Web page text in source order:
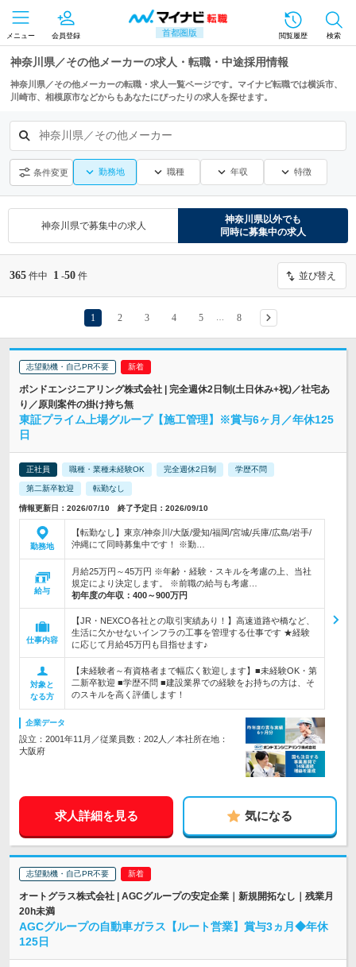
首都圏版
メニュー 会員登録 閲覧履歴 検索
神奈川県／その他メーカーの求人・転職・中途採用情報
神奈川県／その他メーカーの転職・求人一覧ページです。マイナビ転職では横浜市、
川崎市、相模原市などからもあなたにぴったりの求人を探せます。
神奈川県／その他メーカー
条件変更 勤務地 職種 年収 特徴
神奈川県で募集中の求人
神奈川県以外でも
同時に募集中の求人
365 件中 1 -50 件 並び替え
1 2 3 4 5 8
志望動機・自己PR不要
ボンドエンジニアリング株式会社 | 完全週休2日制(土日休み+祝)／社宅あ
り／原則案件の掛け持ち無
東証プライム上場グループ【施工管理】※賞与6ヶ月／年休125
日
正社員 職種・業種未経験OK 完全週休2日制 学歴不問
第二新卒歓迎 転勤なし
情報更新日：2026/07/10 終了予定日：2026/09/10
勤務地
【転勤なし】東京/神奈川/大阪/愛知/福岡/宮城/兵庫/広島/岩手/
沖縄にて同時募集中です！ ※勤…
給与
月給25万円～45万円 ※年齢・経験・スキルを考慮の上、当社
規定により決定します。 ※前職の給与も考慮…
初年度の年収： 400～900万円
仕事内容
【JR・NEXCO各社との取引実績あり！】高速道路や橋など、
生活に欠かせないインフラの工事を管理する仕事です ★経験
に応じて月給45万円も目指せます♪
対象と
なる方
【未経験者～有資格者まで幅広く歓迎します】■未経験OK・第
二新卒歓迎 ■学歴不問 ■建設業界での経験をお持ちの方は、そ
のスキルを高く評価します！
企業データ
設立：2001年11月／従業員数：202人／本社所在地：
大阪府
求人詳細を見る 気になる
志望動機・自己PR不要
オートグラス株式会社 | AGCグループの安定企業｜新規開拓なし｜残業月
20h未満
AGCグループの自動車ガラス【ルート営業】賞与3ヵ月◆年休
125日